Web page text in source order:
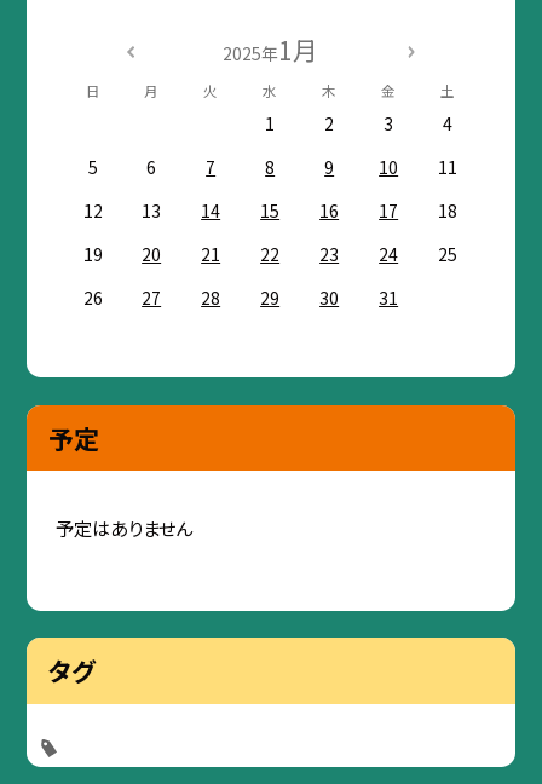
2025年1月
日 月 火 水 木 金 土
1 2 3
4
5
6 7 8 9 10
11
12
13 14 15 16 17
18
19
20 21 22 23 24
25
26
27 28 29 30 31
予定
予定はありません
タグ